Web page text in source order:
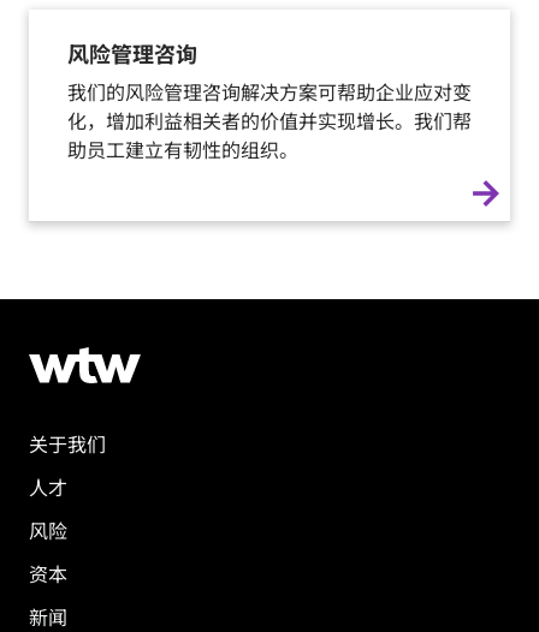
风险管理咨询
我们的风险管理咨询解决方案可帮助企业应对变
化，增加利益相关者的价值并实现增长。我们帮
助员工建立有韧性的组织。
arrow_forward
关于我们
人才
风险
资本
新闻